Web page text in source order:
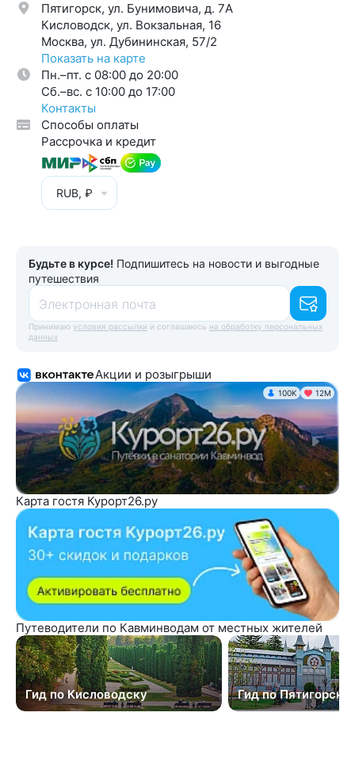
Пятигорск, ул. Бунимовича, д. 7A
Кисловодск, ул. Вокзальная, 16
Москва, ул. Дубининская, 57/2
Показать на карте
Пн.–пт. с 08:00 до 20:00
Cб.–вс. с 10:00 до 17:00
Контакты
Способы оплаты
Рассрочка и кредит
RUB, ₽
Будьте в курсе! Подпишитесь на новости и выгодные
путешествия
Электронная почта
Принимаю условия рассылки и соглашаюсь на обработку персональных
данных
Акции и розыгрыши
100K 12М
Карта гостя Курорт26.ру
Путеводители по Кавминводам от местных жителей
Гид по Кисловодску Гид по Пятигорску